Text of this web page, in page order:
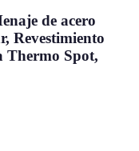
de acero
Revestimiento
Thermo Spot,